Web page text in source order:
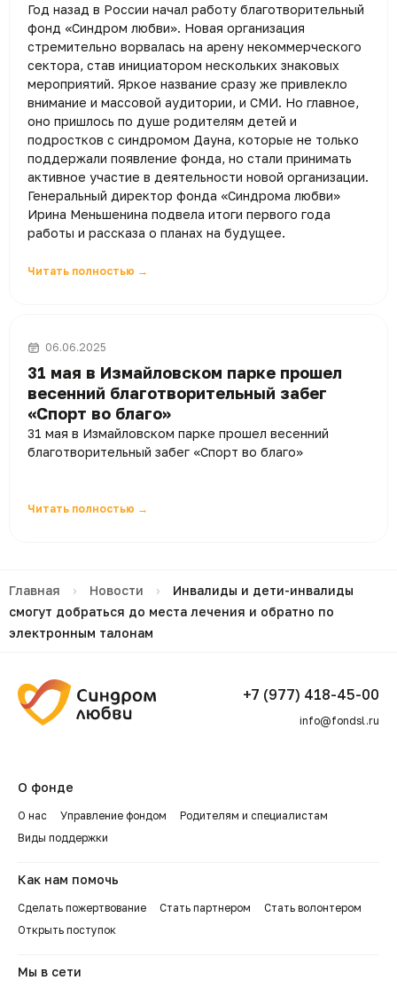
Год назад в России начал работу благотворительный
фонд «Синдром любви». Новая организация
стремительно ворвалась на арену некоммерческого
сектора, став инициатором нескольких знаковых
мероприятий. Яркое название сразу же привлекло
внимание и массовой аудитории, и СМИ. Но главное,
оно пришлось по душе родителям детей и
подростков с синдромом Дауна, которые не только
поддержали появление фонда, но стали принимать
активное участие в деятельности новой организации.
Генеральный директор фонда «Синдрома любви»
Ирина Меньшенина подвела итоги первого года
работы и рассказа о планах на будущее.
Читать полностью →
06.06.2025
31 мая в Измайловском парке прошел
весенний благотворительный забег
«Спорт во благо»
31 мая в Измайловском парке прошел весенний
благотворительный забег «Спорт во благо»
Читать полностью →
Главная › Новости ›
Инвалиды и дети-инвалиды
смогут добраться до места лечения и обратно по
электронным талонам
+7 (977) 418-45-00
info@fondsl.ru
О фонде
О нас Управление фондом
Родителям и специалистам
Виды поддержки
Как нам помочь
Сделать пожертвование Стать партнером
Стать волонтером
Открыть поступок
Мы в сети